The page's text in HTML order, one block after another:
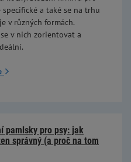
specifické a také se na trhu
v různých formách.
v nich zorientovat a
pamlsky pro psy: jak
správný (a proč na tom